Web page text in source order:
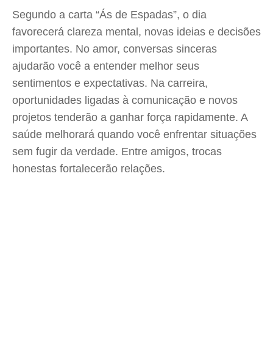
Segundo a carta “Ás de Espadas”, o dia
favorecerá clareza mental, novas ideias e decisões
importantes. No amor, conversas sinceras
ajudarão você a entender melhor seus
sentimentos e expectativas. Na carreira,
oportunidades ligadas à comunicação e novos
projetos tenderão a ganhar força rapidamente. A
saúde melhorará quando você enfrentar situações
sem fugir da verdade. Entre amigos, trocas
honestas fortalecerão relações.